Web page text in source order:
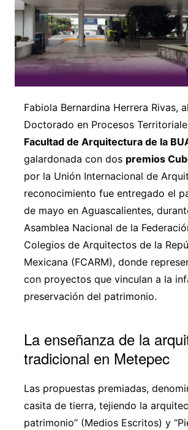
Fabiola Bernardina Herrera Rivas,
Doctorado en Procesos
Facultad de Arquitectura de la
galardonada con dos premios
por la Unión Internacional de
reconocimiento fue entregado el
de mayo en Aguascalientes,
Asamblea Nacional de la
Colegios de Arquitectos de la
Mexicana (FCARM), donde
con proyectos que vinculan a la
preservación del patrimonio.
La enseñanza de la
tradicional en Metepec
Las propuestas premiadas,
casita de tierra, tejiendo la
patrimonio” (Medios Escritos) y